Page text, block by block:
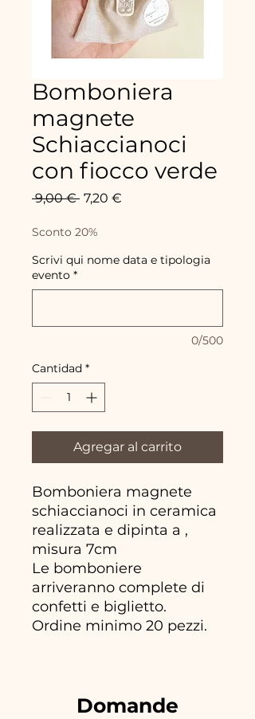
Bomboniera
magnete
Schiaccianoci
con fiocco verde
9,00 € Precio
7,20 €
Sconto 20%
Scrivi qui nome data e tipologia
evento *
0/500
Cantidad *
Agregar al carrito
Bomboniera magnete
schiaccianoci in ceramica
realizzata e dipinta a ,
misura 7cm
Le bomboniere
arriveranno complete di
confetti e biglietto.
Ordine minimo 20 pezzi.
Domande